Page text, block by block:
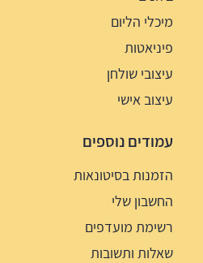
מיכלי הליום
פיניאטות
עיצובי שולחן
עיצוב אישי
עמודים נוספים
הזמנות בסיטונאות
החשבון שלי
רשימת מועדפים
שאלות ותשובות